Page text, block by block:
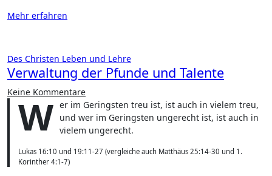
Mehr erfahren
Des Christen Leben und Lehre
Verwaltung der Pfunde und Talente
Keine Kommentare
W er im Geringsten treu ist, ist auch in vielem treu,
und wer im Geringsten ungerecht ist, ist auch in
vielem ungerecht.
Lukas 16:10 und 19:11-27 (vergleiche auch Matthäus 25:14-30 und 1.
Korinther 4:1-7)